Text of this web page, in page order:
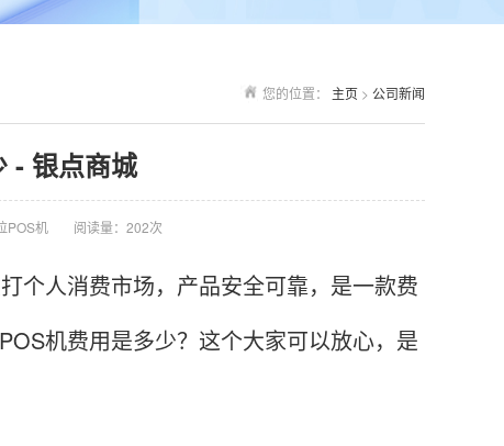
您的位置： 主页 > 公司新闻
- 银点商城
POS机 阅读量：202次
个人消费市场，产品安全可靠，是一款费
机费用是多少？这个大家可以放心，是